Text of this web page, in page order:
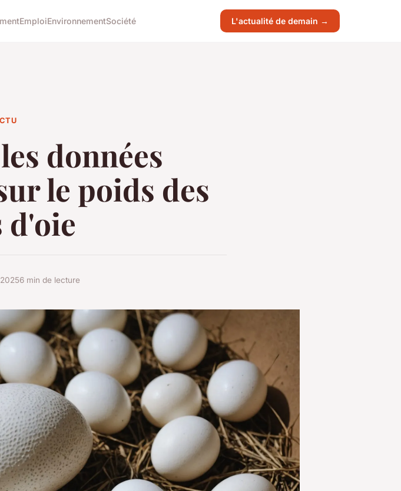
EmploiEnvironnementSociété L'actualité de demain →
données
le poids des
6 min de lecture